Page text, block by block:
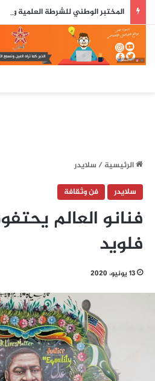
الرئيسية/ سلايدر
سلايدر
فن وثقافة
فنانو العالم
فلويد
13 يونيو، 2020